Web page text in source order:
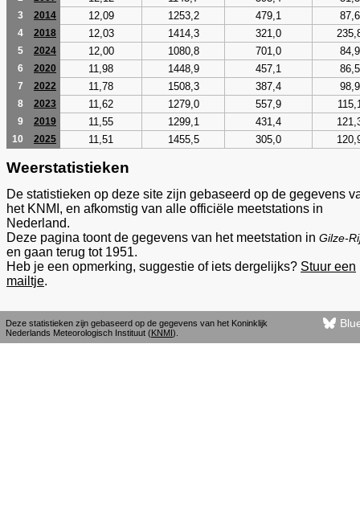
3 2014 12,09 1253,2 479,1 87,6
4 2018 12,03 1414,3 321,0
5 2024 12,00 1080,8 701,0 84,9
6 2020 11,98 1448,9 457,1 86,5
7 2022 11,78 1508,3 387,4 98,9
8 2023 11,62 1279,0 557,9
9 2019 11,55 1299,1 431,4
10 2025 11,51 1455,5 305,0
Weerstatistieken
De statistieken op deze site zijn gebaseerd op de gegevens
het KNMI, en afkomstig van alle officiële meetstations in
Nederland.
Deze pagina toont de gegevens van het meetstation in Gilze-
en gaan terug tot 1951.
Heb je een opmerking, suggestie of iets dergelijks? Stuur een
mailtje.
Deze statistieken zijn gebaseerd op de gegevens van het Koninklijk
Nederlands Meteorologisch Instituut (KNMI).